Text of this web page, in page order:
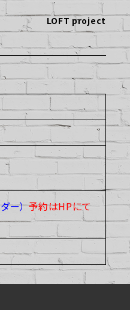
LOFT project
ー） 予約はHPにて